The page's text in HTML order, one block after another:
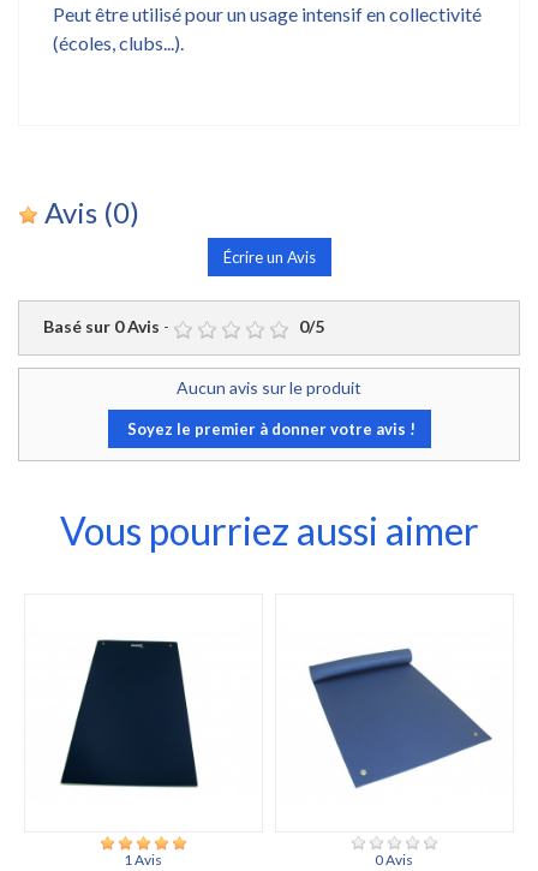
Peut être utilisé pour un usage intensif en collectivité
(écoles, clubs...).
Avis (0)
Écrire un Avis
Basé sur 0Avis - 0/5
Aucun avis sur le produit
Soyez le premier à donner votre avis !
Vous pourriez aussi aimer
1 Avis 0 Avis